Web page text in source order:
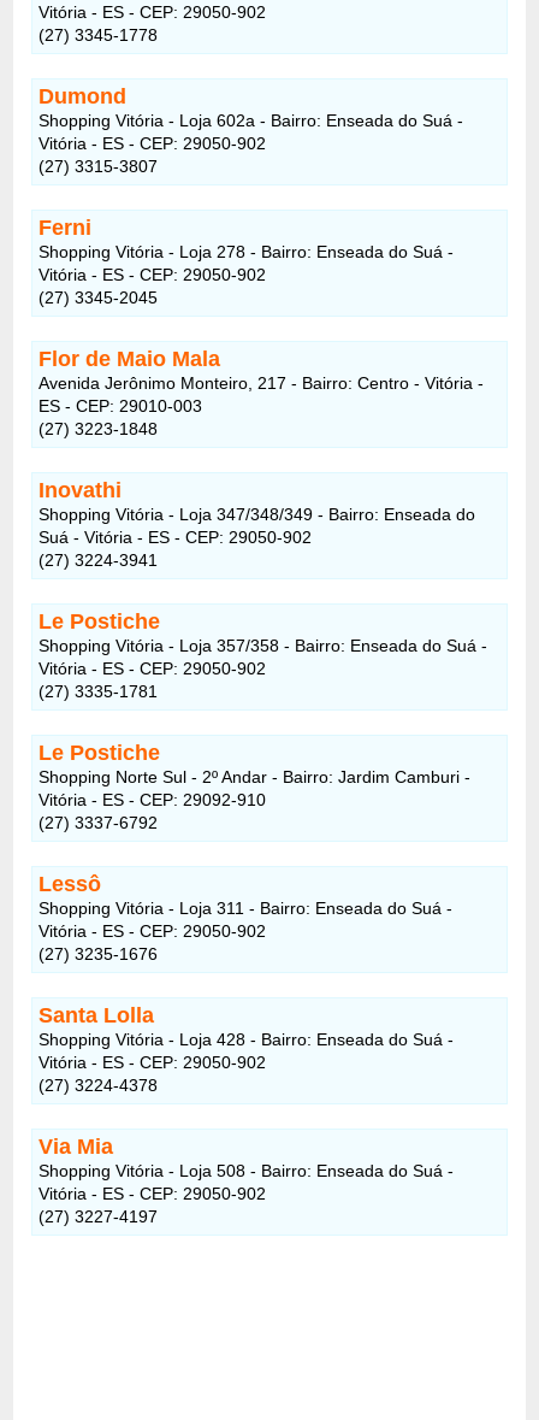
Vitória - ES - CEP: 29050-902
(27) 3345-1778
Dumond
Shopping Vitória - Loja 602a - Bairro: Enseada do Suá -
Vitória - ES - CEP: 29050-902
(27) 3315-3807
Ferni
Shopping Vitória - Loja 278 - Bairro: Enseada do Suá -
Vitória - ES - CEP: 29050-902
(27) 3345-2045
Flor de Maio Mala
Avenida Jerônimo Monteiro, 217 - Bairro: Centro - Vitória -
ES - CEP: 29010-003
(27) 3223-1848
Inovathi
Shopping Vitória - Loja 347/348/349 - Bairro: Enseada do
Suá - Vitória - ES - CEP: 29050-902
(27) 3224-3941
Le Postiche
Shopping Vitória - Loja 357/358 - Bairro: Enseada do Suá -
Vitória - ES - CEP: 29050-902
(27) 3335-1781
Le Postiche
Shopping Norte Sul - 2º Andar - Bairro: Jardim Camburi -
Vitória - ES - CEP: 29092-910
(27) 3337-6792
Lessô
Shopping Vitória - Loja 311 - Bairro: Enseada do Suá -
Vitória - ES - CEP: 29050-902
(27) 3235-1676
Santa Lolla
Shopping Vitória - Loja 428 - Bairro: Enseada do Suá -
Vitória - ES - CEP: 29050-902
(27) 3224-4378
Via Mia
Shopping Vitória - Loja 508 - Bairro: Enseada do Suá -
Vitória - ES - CEP: 29050-902
(27) 3227-4197